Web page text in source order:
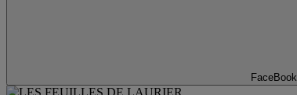
FaceBook